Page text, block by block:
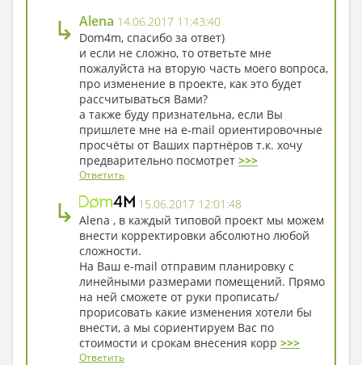
↳ Alena 14.06.2017 11:43:40
Dom4m, спасибо за ответ)
и если не сложно, то ответьте мне
пожалуйста на вторую часть моего вопроса,
про изменение в проекте, как это будет
рассчитываться Вами?
а также буду признательна, если Вы
пришлете мне на e-mail ориентировочные
просчёты от Ваших партнёров т.к. хочу
предварительно посмотрет >>>
Ответить
↳
15.06.2017 12:01:48
Alena , в каждый типовой проект мы можем
внести корректировки абсолютно любой
сложности.
На Ваш e-mail отправим планировку с
линейными размерами помещений. Прямо
на ней сможете от руки прописать/
прорисовать какие изменения хотели бы
внести, а мы сориентируем Вас по
стоимости и срокам внесения корр >>>
Ответить